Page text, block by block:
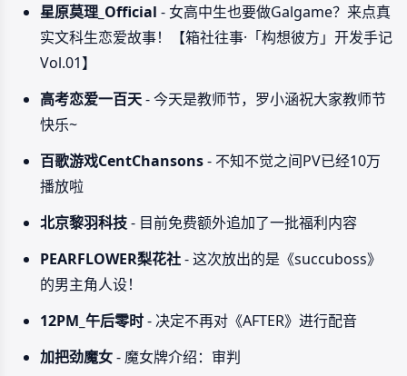
星原莫理_Official - 女高中生也要做Galgame？来点真
实文科生恋爱故事！【箱社往事·「构想彼方」开发手记
Vol.01】
高考恋爱一百天- 今天是教师节，罗小涵祝大家教师节
快乐~
百歌游戏CentChansons- 不知不觉之间PV已经10万
播放啦
北京黎羽科技- 目前免费额外追加了一批福利内容
PEARFLOWER梨花社- 这次放出的是《succuboss》
的男主角人设！
12PM_午后零时- 决定不再对《AFTER》进行配音
加把劲魔女- 魔女牌介绍：审判